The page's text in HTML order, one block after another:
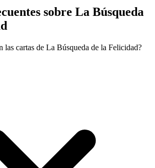
sobre La Búsqueda
las cartas de La Búsqueda de la Felicidad?